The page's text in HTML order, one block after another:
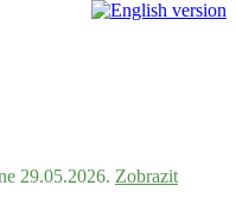
29.05.2026. Zobrazit